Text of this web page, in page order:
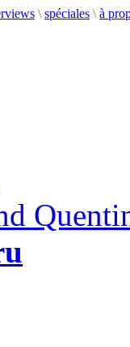
\ spéciales \ à